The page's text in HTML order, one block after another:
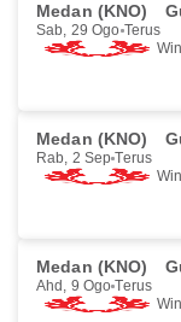
Medan (KNO)
Sab, 29 Ogo Terus
Medan (KNO)
Rab, 2 Sep Terus
Medan (KNO)
Ahd, 9 Ogo Terus